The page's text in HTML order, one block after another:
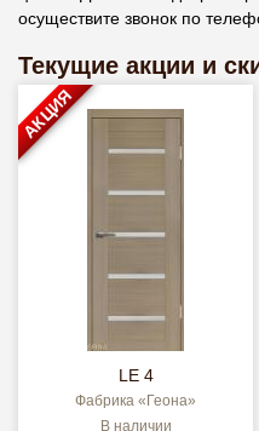
осуществите звонок по
Текущие акции и
LE 4
Фабрика «Геона»
В наличии
АКЦИЯ